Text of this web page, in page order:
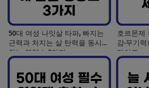
50대 여성 나잇살 타파, 빠지는
근력과 처지는 살 탄력을 동시에
잡는 영양소 3가지
호르몬제
감·무기
가이드